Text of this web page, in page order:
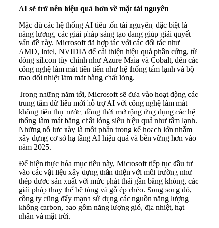
AI sẽ trở nên hiệu quả hơn về mặt tài nguyên
Mặc dù các hệ thống AI tiêu tốn tài nguyên, đặc biệt là
năng lượng, các giải pháp sáng tạo đang giúp giải quyết
vấn đề này. Microsoft đã hợp tác với các đối tác như
AMD, Intel, NVIDIA để cải thiện hiệu quả phần cứng, từ
dòng silicon tùy chỉnh như Azure Maia và Cobalt, đến các
công nghệ làm mát tiên tiến như hệ thống tấm lạnh và bộ
trao đổi nhiệt làm mát bằng chất lỏng.
Trong những năm tới, Microsoft sẽ đưa vào hoạt động các
trung tâm dữ liệu mới hỗ trợ AI với công nghệ làm mát
không tiêu thụ nước, đồng thời mở rộng ứng dụng các hệ
thống làm mát bằng chất lỏng siêu hiệu quả như tấm lạnh.
Những nỗ lực này là một phần trong kế hoạch lớn nhằm
xây dựng cơ sở hạ tầng AI hiệu quả và bền vững hơn vào
năm 2025.
Để hiện thực hóa mục tiêu này, Microsoft tiếp tục đầu tư
vào các vật liệu xây dựng thân thiện với môi trường như
thép được sản xuất với mức phát thải gần bằng không, các
giải pháp thay thế bê tông và gỗ ép chéo. Song song đó,
công ty cũng đẩy mạnh sử dụng các nguồn năng lượng
không carbon, bao gồm năng lượng gió, địa nhiệt, hạt
nhân và mặt trời.